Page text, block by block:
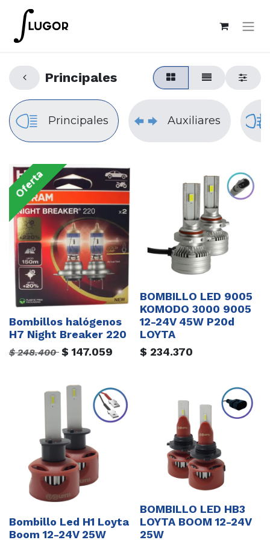
Principales
Principales Auxiliares
Oferta
Bombillos halógenos
H7 Night Breaker 220
$248.400 $ 147.059
BOMBILLO LED 9005
KOMODO 3000 9005
12-24V 45W P20d
LOYTA
$ 234.370
Bombillo Led H1 Loyta
Boom 12-24V 25W
BOMBILLO LED HB3
LOYTA BOOM 12-24V
25W